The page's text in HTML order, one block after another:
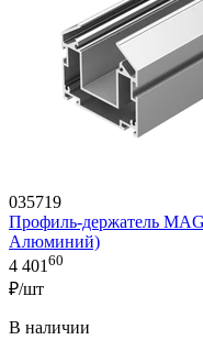
035719
Профиль-держатель
Алюминий)
4 401 60
₽/шт
В наличии